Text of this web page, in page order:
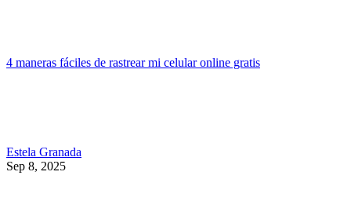
4 maneras fáciles de rastrear mi celular online gratis
Estela Granada
Sep 8, 2025